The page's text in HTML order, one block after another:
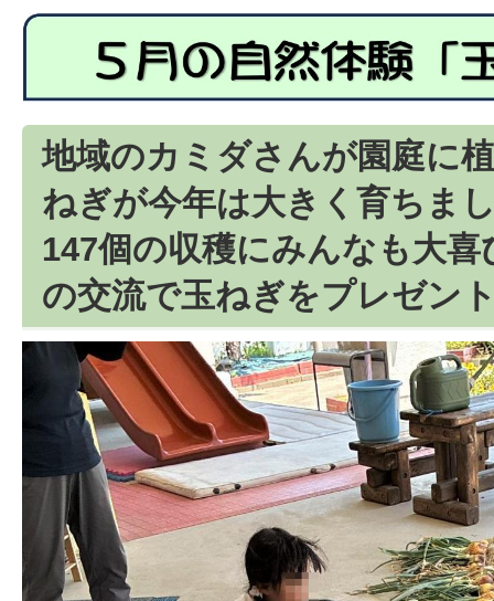
地域のカミダさんが園庭に
ねぎが今年は大きく育ちま
147個の収穫にみんなも大
の交流で玉ねぎをプレゼン